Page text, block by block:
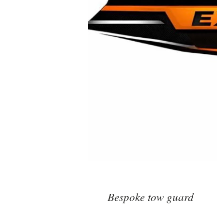
Bespoke tow guard